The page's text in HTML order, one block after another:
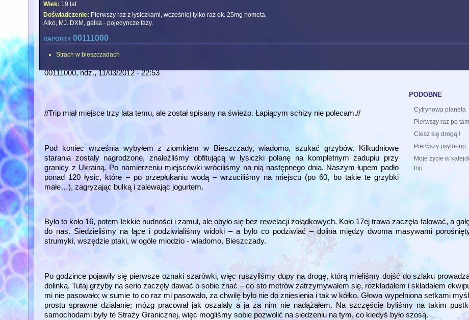
Wiek: 19 lat
Doświadczenie: Pierwszy raz z łysiczkami, wcześniej tylko raz ok. 25mg hometa.
Alko, MJ. DXM, gałka - pojedyncze fazy.
raporty 00111000
Strach w bieszczadach
00111000, ndz., 11/03/2012 - 22:53
podobne
Cytrynowa planeta
Pierwszy raz po
Ciesz się drogą !
Pierwszy psylo-
Moje życie w
trip
//Trip miał miejsce trzy lata temu, ale został spisany na świeżo. Łapiącym schizy nie polecam.//
Pod koniec września wybyłem z ziomkiem w Bieszczady, wiadomo, szukać grzybów. Kilkudniowe
starania zostały nagrodzone, znaleźliśmy obfitującą w łysiczki polanę na kompletnym zadupiu przy
granicy z Ukrainą. Po namierzeniu miejscówki wróciliśmy na nią następnego dnia. Naszym łupem padło
ponad 120 łysic, które – po przepłukaniu wodą – wrzuciliśmy na miejscu (po 60, bo takie te grzybki
małe…), zagryzając bułką i zalewając jogurtem.
Było to koło 16, potem lekkie nudności i zamuł, ale obyło się bez rewelacji żołądkowych. Koło 17ej trawa zaczęła falować, a
do nas. Siedzieliśmy na łące i podziwialiśmy widoki – a było co podziwiać – dolina między dwoma masywami
strumyki, wszędzie ptaki, w ogóle miodzio - wiadomo, Bieszczady.
Po godzince pojawiły się pierwsze oznaki szarówki, więc ruszyliśmy dupy na drogę, którą mieliśmy dojść do szlaku
dolinką. Tutaj grzyby na serio zaczęły dawać o sobie znać – co sto metrów zatrzymywałem się, rozkładałem i składałem
mi nie pasowało; w sumie to co raz mi pasowało, za chwilę było nie do zniesienia i tak w kółko. Głowa wypełniona setkami
prostu sprawne działanie; mózg pracował jak oszalały a ja za nim nie nadążałem. Na szczęście byliśmy na takim
samochodami były te Straży Granicznej, więc mogliśmy sobie pozwolić na siedzeniu na tym, co kiedyś było szosą.